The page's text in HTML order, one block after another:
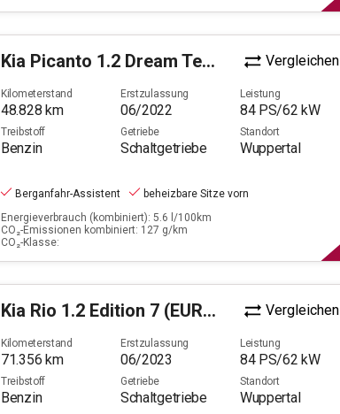
Kia Picanto 1.2 Dream Team Edition (EURO 6d) Vergleichen
Kilometerstand
48.828 km
Erstzulassung
06/2022
Leistung
84PS/62 kW
Treibstoff
Benzin
Getriebe
Schaltgetriebe
Standort
Wuppertal
Berganfahr-Assistent
beheizbare Sitze vorn
Energieverbrauch (kombiniert): 5.6 l/100km
CO₂-Emissionen kombiniert: 127 g/km
CO₂-Klasse:
Kia Rio 1.2 Edition 7 (EURO 6d) Vergleichen
Kilometerstand
71.356 km
Erstzulassung
06/2023
Leistung
84PS/62 kW
Treibstoff
Benzin
Getriebe
Schaltgetriebe
Standort
Wuppertal